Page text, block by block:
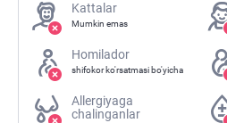
Kattalar
Mumkin emas
Homilador
shifokor ko'rsatmasi bo'yicha
Allergiyaga
chalinganlar